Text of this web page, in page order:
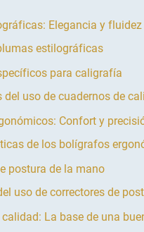
Elegancia y fluidez
estilográficas
para caligrafía
del uso de cuadernos de
Confort y
de los bolígrafos
postura de la mano
uso de correctores de
La base de una